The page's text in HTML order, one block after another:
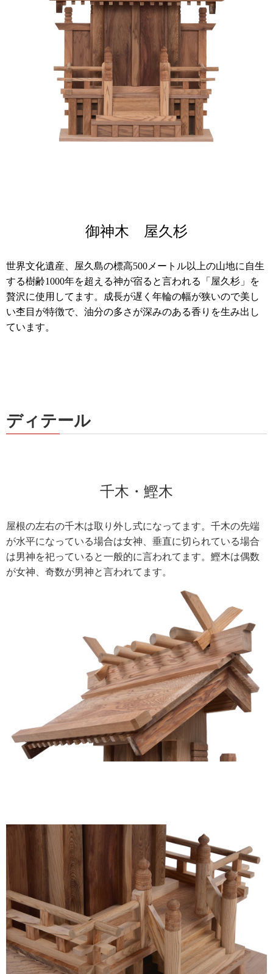
御神木 屋久杉
世界文化遺産、屋久島の標高500メートル以上の山地に自生
する樹齢1000年を超える神が宿ると言われる「屋久杉」を
贅沢に使用してます。成長が遅く年輪の幅が狭いので美し
い杢目が特徴で、油分の多さが深みのある香りを生み出し
ています。
ディテール
千木・鰹木
屋根の左右の千木は取り外し式になってます。千木の先端
が水平になっている場合は女神、垂直に切られている場合
は男神を祀っていると一般的に言われてます。鰹木は偶数
が女神、奇数が男神と言われてます。